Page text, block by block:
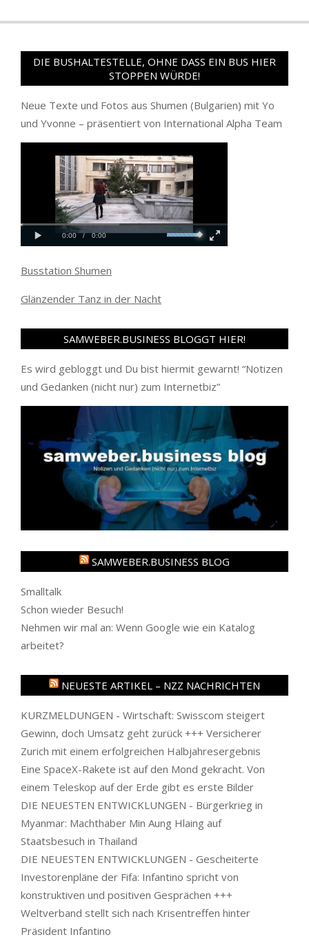
DIE BUSHALTESTELLE, OHNE DASS EIN BUS HIER
STOPPEN WÜRDE!
Neue Texte und Fotos aus Shumen (Bulgarien) mit Yo
und Yvonne – präsentiert von International Alpha Team
Busstation Shumen
Glänzender Tanz in der Nacht
SAMWEBER.BUSINESS BLOGGT HIER!
Es wird gebloggt und Du bist hiermit gewarnt! “Notizen
und Gedanken (nicht nur) zum Internetbiz”
SAMWEBER.BUSINESS BLOG
Smalltalk
Schon wieder Besuch!
Nehmen wir mal an: Wenn Google wie ein Katalog
arbeitet?
NEUESTE ARTIKEL – NZZ NACHRICHTEN
KURZMELDUNGEN - Wirtschaft: Swisscom steigert
Gewinn, doch Umsatz geht zurück +++ Versicherer
Zurich mit einem erfolgreichen Halbjahresergebnis
Eine SpaceX-Rakete ist auf den Mond gekracht. Von
einem Teleskop auf der Erde gibt es erste Bilder
DIE NEUESTEN ENTWICKLUNGEN - Bürgerkrieg in
Myanmar: Machthaber Min Aung Hlaing auf
Staatsbesuch in Thailand
DIE NEUESTEN ENTWICKLUNGEN - Gescheiterte
Investorenpläne der Fifa: Infantino spricht von
konstruktiven und positiven Gesprächen +++
Weltverband stellt sich nach Krisentreffen hinter
Präsident Infantino